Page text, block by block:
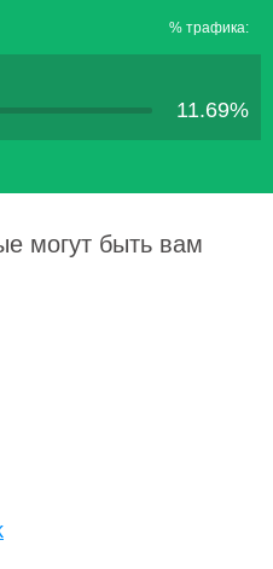
% трафика:
11.69%
могут быть вам